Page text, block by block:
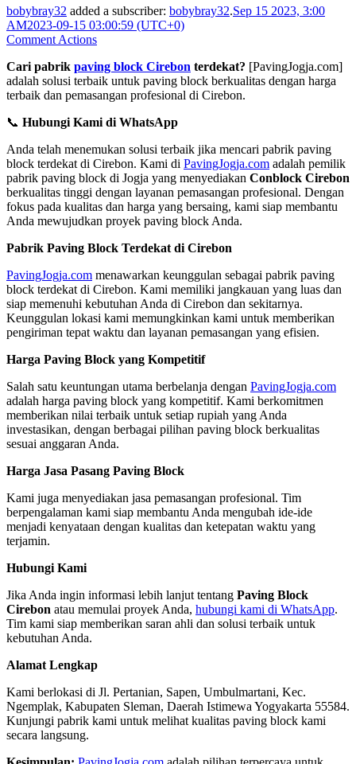
bobybray32 added a subscriber: bobybray32.Sep 15 2023, 3:00
AM2023-09-15 03:00:59 (UTC+0)
Comment Actions
Cari pabrik paving block Cirebon terdekat? [PavingJogja.com]
adalah solusi terbaik untuk paving block berkualitas dengan harga
terbaik dan pemasangan profesional di Cirebon.
📞 Hubungi Kami di WhatsApp
Anda telah menemukan solusi terbaik jika mencari pabrik paving
block terdekat di Cirebon. Kami di PavingJogja.com adalah pemilik
pabrik paving block di Jogja yang menyediakan Conblock Cirebon
berkualitas tinggi dengan layanan pemasangan profesional. Dengan
fokus pada kualitas dan harga yang bersaing, kami siap membantu
Anda mewujudkan proyek paving block Anda.
Pabrik Paving Block Terdekat di Cirebon
PavingJogja.com menawarkan keunggulan sebagai pabrik paving
block terdekat di Cirebon. Kami memiliki jangkauan yang luas dan
siap memenuhi kebutuhan Anda di Cirebon dan sekitarnya.
Keunggulan lokasi kami memungkinkan kami untuk memberikan
pengiriman tepat waktu dan layanan pemasangan yang efisien.
Harga Paving Block yang Kompetitif
Salah satu keuntungan utama berbelanja dengan PavingJogja.com
adalah harga paving block yang kompetitif. Kami berkomitmen
memberikan nilai terbaik untuk setiap rupiah yang Anda
investasikan, dengan berbagai pilihan paving block berkualitas
sesuai anggaran Anda.
Harga Jasa Pasang Paving Block
Kami juga menyediakan jasa pemasangan profesional. Tim
berpengalaman kami siap membantu Anda mengubah ide-ide
menjadi kenyataan dengan kualitas dan ketepatan waktu yang
terjamin.
Hubungi Kami
Jika Anda ingin informasi lebih lanjut tentang Paving Block
Cirebon atau memulai proyek Anda, hubungi kami di WhatsApp.
Tim kami siap memberikan saran ahli dan solusi terbaik untuk
kebutuhan Anda.
Alamat Lengkap
Kami berlokasi di Jl. Pertanian, Sapen, Umbulmartani, Kec.
Ngemplak, Kabupaten Sleman, Daerah Istimewa Yogyakarta 55584.
Kunjungi pabrik kami untuk melihat kualitas paving block kami
secara langsung.